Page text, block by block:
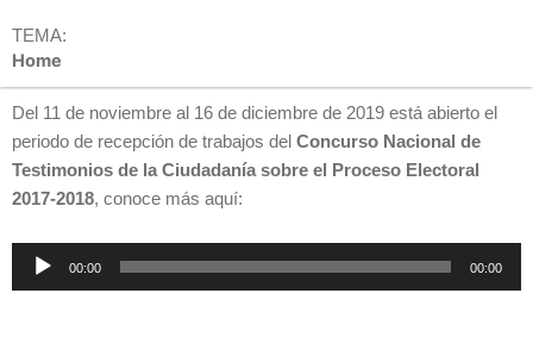
TEMA:
Home
Del 11 de noviembre al 16 de diciembre de 2019 está abierto el
periodo de recepción de trabajos del Concurso Nacional de
Testimonios de la Ciudadanía sobre el Proceso Electoral
2017-2018, conoce más aquí:
Reproductor
00:00 00:00